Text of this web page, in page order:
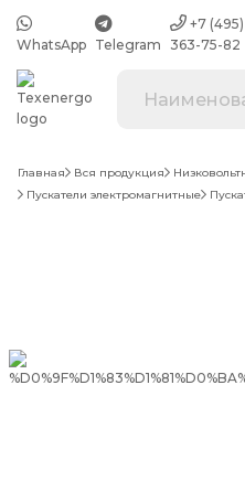
WhatsApp Telegram
+7 (495)
363-75-82
Главная Вся продукция
Пускатели электромагнитные